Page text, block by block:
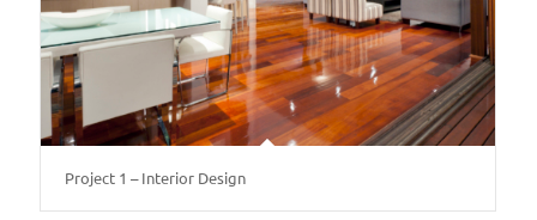
Project 1 – Interior Design